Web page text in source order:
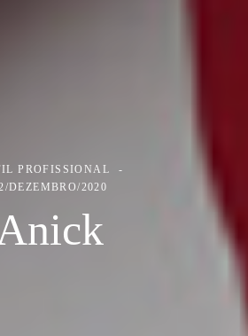
PROFISSIONAL
DEZEMBRO/2020